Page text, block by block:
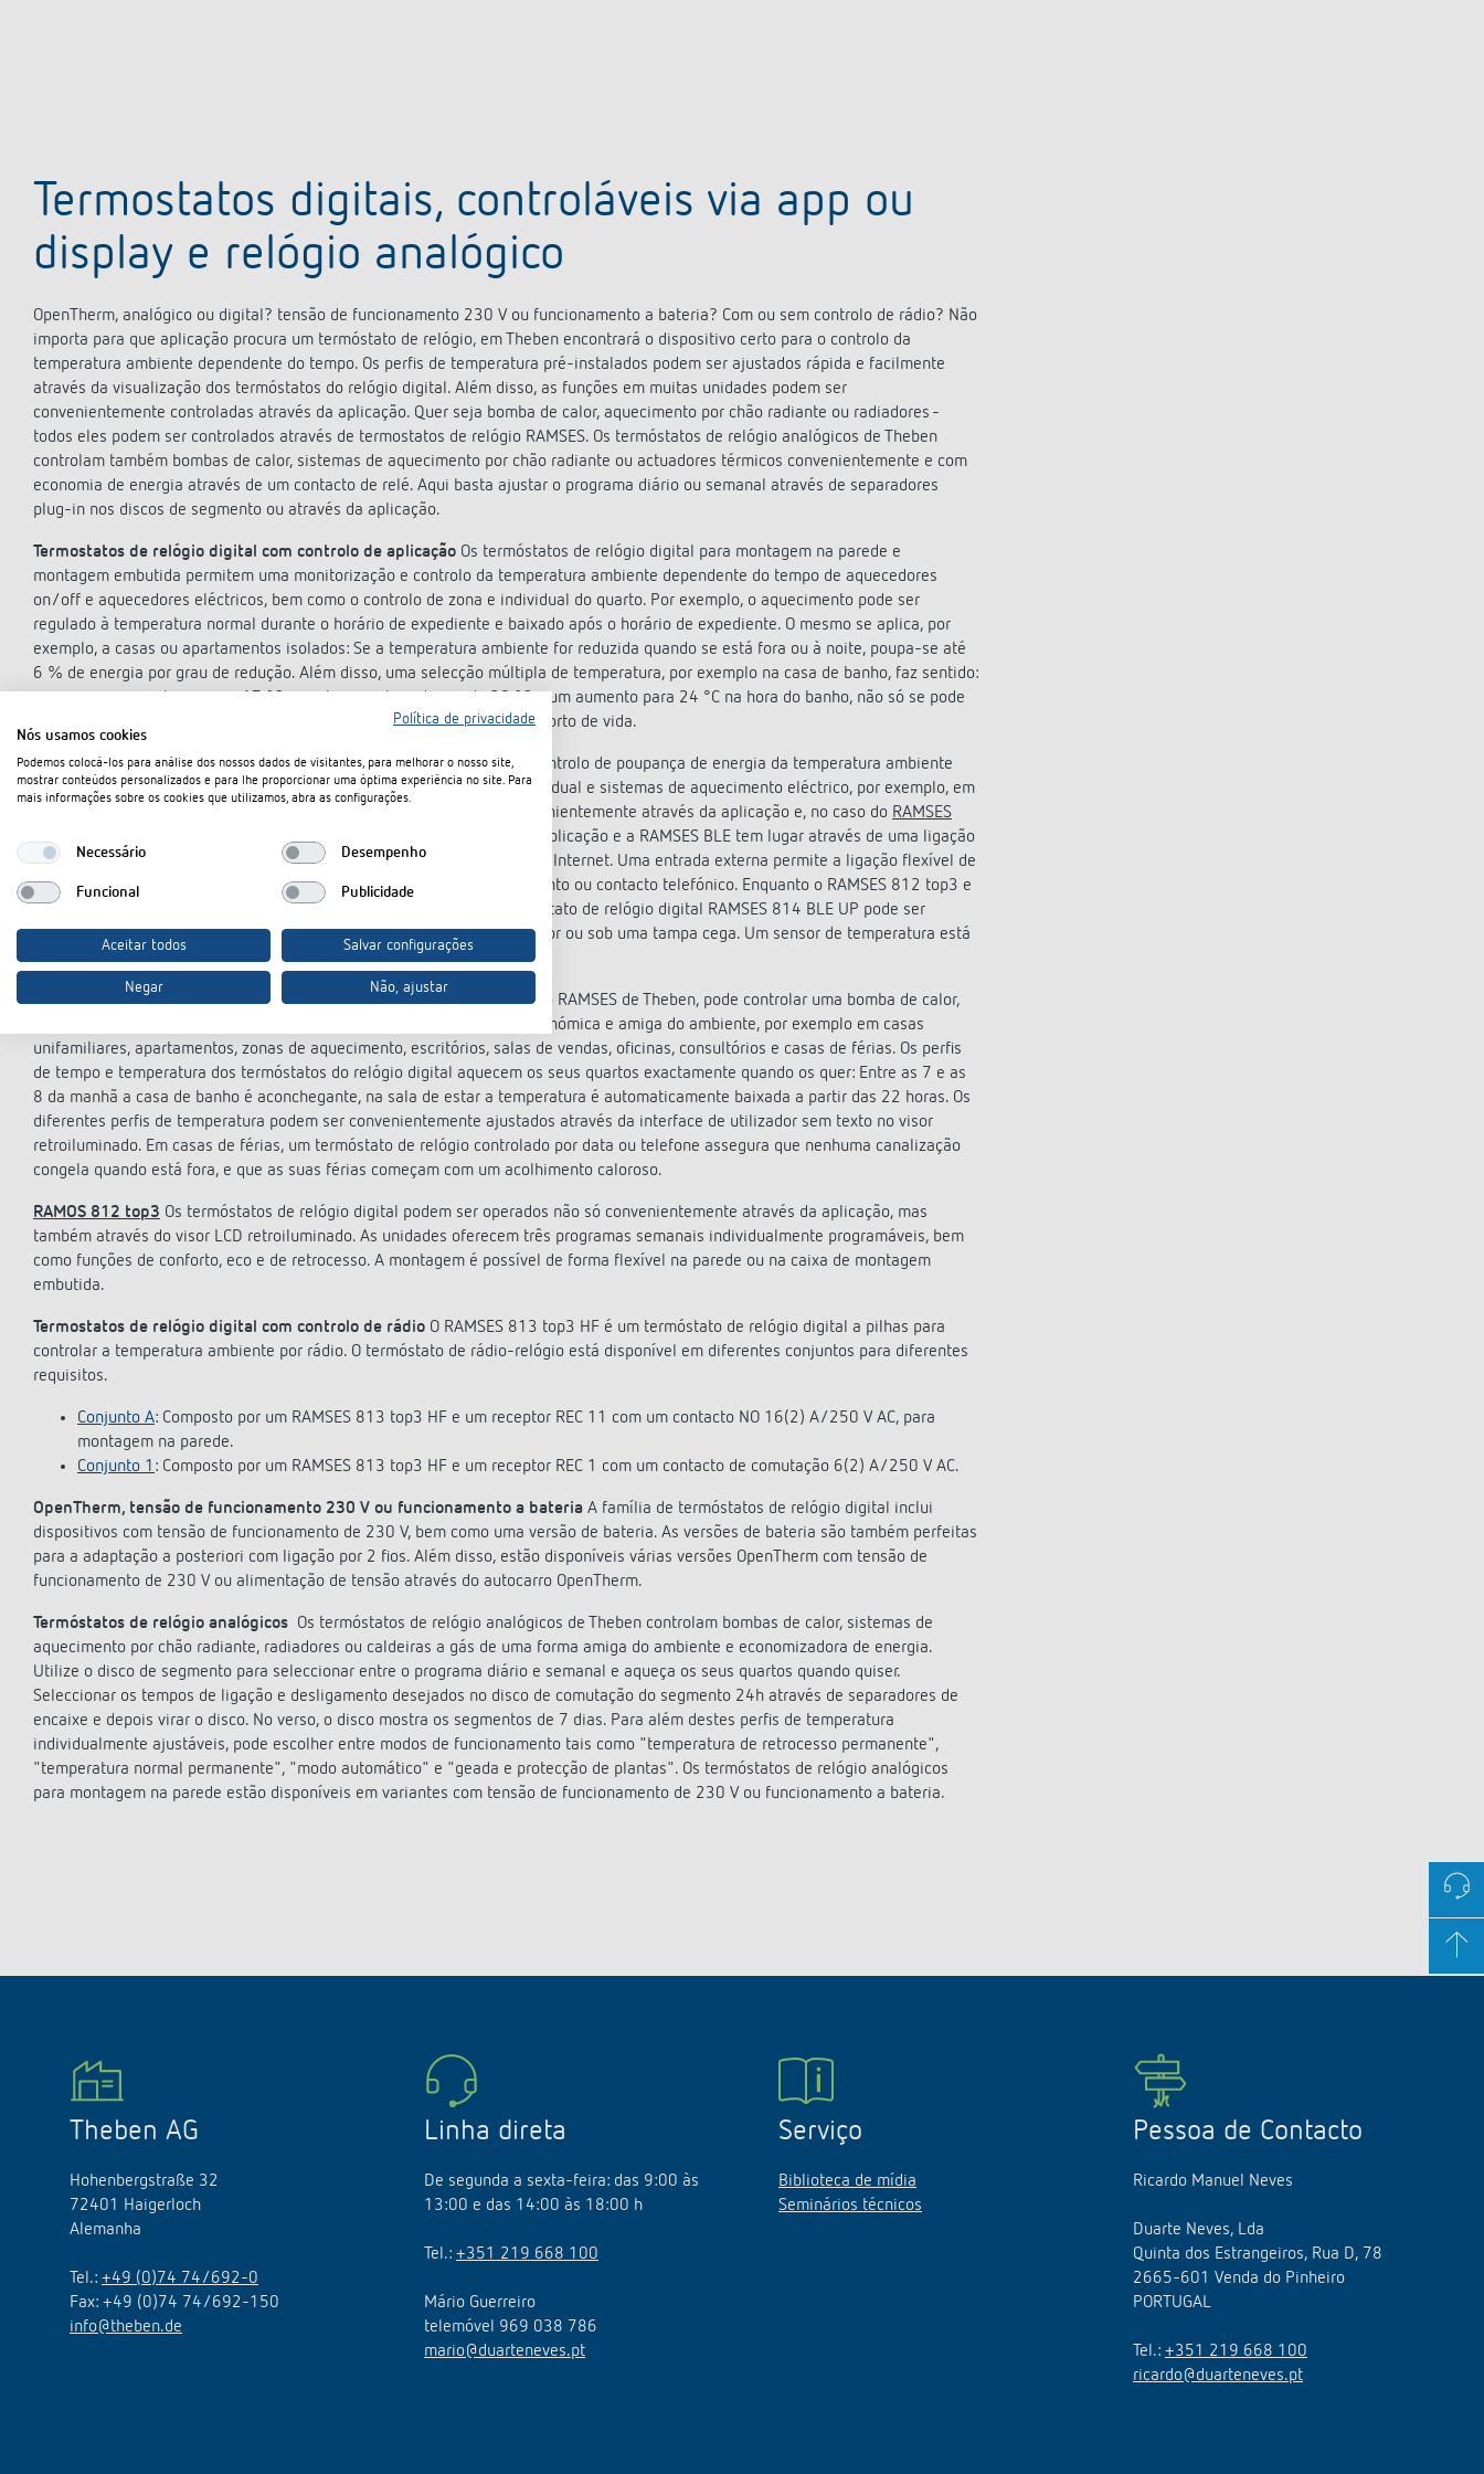
Termostatos digitais, controláveis via app ou
display e relógio analógico
OpenTherm, analógico ou digital? tensão de funcionamento 230 V ou funcionamento a bateria? Com ou sem controlo de rádio? Não
importa para que aplicação procura um termóstato de relógio, em Theben encontrará o dispositivo certo para o controlo da
temperatura ambiente dependente do tempo. Os perfis de temperatura pré-instalados podem ser ajustados rápida e facilmente
através da visualização dos termóstatos do relógio digital. Além disso, as funções em muitas unidades podem ser
convenientemente controladas através da aplicação. Quer seja bomba de calor, aquecimento por chão radiante ou radiadores -
todos eles podem ser controlados através de termostatos de relógio RAMSES. Os termóstatos de relógio analógicos de Theben
controlam também bombas de calor, sistemas de aquecimento por chão radiante ou actuadores térmicos convenientemente e com
economia de energia através de um contacto de relé. Aqui basta ajustar o programa diário ou semanal através de separadores
plug-in nos discos de segmento ou através da aplicação.
Termostatos de relógio digital com controlo de aplicação Os termóstatos de relógio digital para montagem na parede e
montagem embutida permitem uma monitorização e controlo da temperatura ambiente dependente do tempo de aquecedores
on/off e aquecedores eléctricos, bem como o controlo de zona e individual do quarto. Por exemplo, o aquecimento pode ser
regulado à temperatura normal durante o horário de expediente e baixado após o horário de expediente. O mesmo se aplica, por
exemplo, a casas ou apartamentos isolados: Se a temperatura ambiente for reduzida quando se está fora ou à noite, poupa-se até
6 % de energia por grau de redução. Além disso, uma selecção múltipla de temperatura, por exemplo na casa de banho, faz sentido:
com um recuo nocturno para 17 °C, uma temperatura diurna de 20 °C e um aumento para 24 °C na hora do banho, não só se pode
poupar energia de aquecimento, como também se pode melhorar o conforto de vida.
Os termóstatosRAMSES 812 BLEeRAMSES 814 BLE UPpermitem o controlo de poupança de energia da temperatura ambiente
por meio de sistemas de aquecimento On/Off, controlo de zona ou individual e sistemas de aquecimento eléctrico, por exemplo, em
casas e apartamentos isolados. As unidades podem ser operadas convenientemente através da aplicação e, no caso do RAMSES
, também através do visor iluminado. A comunicação entre a aplicação e a RAMSES BLE tem lugar através de uma ligação
Bluetooth de baixa energia (BLE) à prova de adulteração - sem acesso à Internet. Uma entrada externa permite a ligação flexível de
um sensor de temperatura exterior, sensor de chão, detector de movimento ou contacto telefónico. Enquanto o RAMSES 812 top3 e
o RAMSES 812 BLE são adequados para montagem na parede, o termóstato de relógio digital RAMSES 814 BLE UP pode ser
utilizado para montagem embutida com qualquer programa de interruptor ou sob uma tampa cega. Um sensor de temperatura está
incluído no âmbito da entrega.
Termostatos de relógio digital com visorCom um termóstato de relógio RAMSES de Theben, pode controlar uma bomba de calor,
aquecimento por chão radiante, radiador ou caldeira a gás de forma económica e amiga do ambiente, por exemplo em casas
unifamiliares, apartamentos, zonas de aquecimento, escritórios, salas de vendas, oficinas, consultórios e casas de férias. Os perfis
de tempo e temperatura dos termóstatos do relógio digital aquecem os seus quartos exactamente quando os quer: Entre as 7 e as
8 da manhã a casa de banho é aconchegante, na sala de estar a temperatura é automaticamente baixada a partir das 22 horas. Os
diferentes perfis de temperatura podem ser convenientemente ajustados através da interface de utilizador sem texto no visor
retroiluminado. Em casas de férias, um termóstato de relógio controlado por data ou telefone assegura que nenhuma canalização
congela quando está fora, e que as suas férias começam com um acolhimento caloroso.
RAMOS 812 top3 Os termóstatos de relógio digital podem ser operados não só convenientemente através da aplicação, mas
também através do visor LCD retroiluminado. As unidades oferecem três programas semanais individualmente programáveis, bem
como funções de conforto, eco e de retrocesso. A montagem é possível de forma flexível na parede ou na caixa de montagem
embutida.
Termostatos de relógio digital com controlo de rádio O RAMSES 813 top3 HF é um termóstato de relógio digital a pilhas para
controlar a temperatura ambiente por rádio. O termóstato de rádio-relógio está disponível em diferentes conjuntos para diferentes
requisitos.
Conjunto A: Composto por um RAMSES 813 top3 HF e um receptor REC 11 com um contacto NO 16(2) A/250 V AC, para
montagem na parede.
Conjunto 1 : Composto por um RAMSES 813 top3 HF e um receptor REC 1 com um contacto de comutação 6(2) A/250 V AC.
OpenTherm, tensão de funcionamento 230 V ou funcionamento a bateria A família de termóstatos de relógio digital inclui
dispositivos com tensão de funcionamento de 230 V, bem como uma versão de bateria. As versões de bateria são também perfeitas
para a adaptação a posteriori com ligação por 2 fios. Além disso, estão disponíveis várias versões OpenTherm com tensão de
funcionamento de 230 V ou alimentação de tensão através do autocarro OpenTherm.
Termóstatos de relógio analógicos Os termóstatos de relógio analógicos de Theben controlam bombas de calor, sistemas de
aquecimento por chão radiante, radiadores ou caldeiras a gás de uma forma amiga do ambiente e economizadora de energia.
Utilize o disco de segmento para seleccionar entre o programa diário e semanal e aqueça os seus quartos quando quiser.
Seleccionar os tempos de ligação e desligamento desejados no disco de comutação do segmento 24h através de separadores de
encaixe e depois virar o disco. No verso, o disco mostra os segmentos de 7 dias. Para além destes perfis de temperatura
individualmente ajustáveis, pode escolher entre modos de funcionamento tais como "temperatura de retrocesso permanente",
"temperatura normal permanente", "modo automático" e "geada e protecção de plantas". Os termóstatos de relógio analógicos
para montagem na parede estão disponíveis em variantes com tensão de funcionamento de 230 V ou funcionamento a bateria.
Theben AG
Hohenbergstraße 32
72401 Haigerloch
Alemanha
Tel.: +49 (0)74 74/692-0
Fax: +49 (0)74 74/692-150
info@theben.de
Linha direta
De segunda a sexta-feira: das 9:00 às
13:00 e das 14:00 às 18:00 h
Tel.: +351 219 668 100
Mário Guerreiro
telemóvel 969 038 786
mario@duarteneves.pt
Serviço
Biblioteca de mídia
Seminários técnicos
Pessoa de Contacto
Ricardo Manuel Neves
Duarte Neves, Lda
Quinta dos Estrangeiros, Rua D, 78
2665-601 Venda do Pinheiro
PORTUGAL
Tel.: +351 219 668 100
ricardo@duarteneves.pt
Política de privacidade
Nós usamos cookies
Podemos colocá-los para análise dos nossos dados de visitantes, para melhorar o nosso site,
mostrar conteúdos personalizados e para lhe proporcionar uma óptima experiência no site. Para
mais informações sobre os cookies que utilizamos, abra as configurações.
Necessário Desempenho
Funcional Publicidade
Aceitar todos Salvar configurações
Negar Não, ajustar